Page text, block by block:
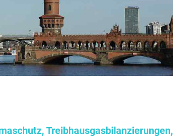
Treibhausgasbilanzierungen,